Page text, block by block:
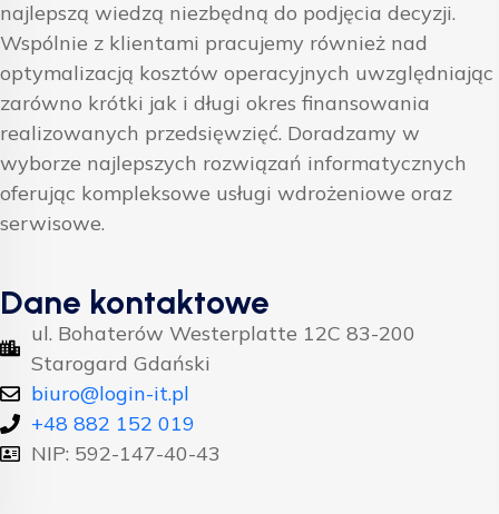
najlepszą wiedzą niezbędną do podjęcia decyzji.
Wspólnie z klientami pracujemy również nad
optymalizacją kosztów operacyjnych uwzględniając
zarówno krótki jak i długi okres finansowania
realizowanych przedsięwzięć. Doradzamy w
wyborze najlepszych rozwiązań informatycznych
oferując kompleksowe usługi wdrożeniowe oraz
serwisowe.
Dane kontaktowe
ul. Bohaterów Westerplatte 12C 83-200
Starogard Gdański
biuro@login-it.pl
+48 882 152 019
NIP: 592-147-40-43